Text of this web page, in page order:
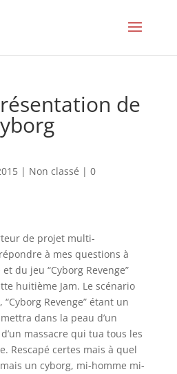
de
| Non classé | 0
de projet multi-
à mes questions à
du jeu “Cyborg Revenge”
huitième Jam. Le scénario
Revenge” étant un
dans la peau d’un
massacre qui tua tous les
Rescapé certes mais à quel
un cyborg, mi-homme mi-